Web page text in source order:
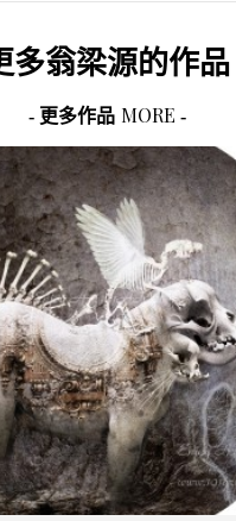
多翁梁源的作品
- 更多作品 MORE -